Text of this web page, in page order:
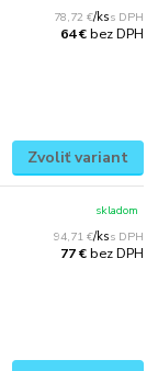
78,72 €/ks
64 €bez DPH
Zvoliť variant
94,71 €/ks
77 €bez DPH
skladom